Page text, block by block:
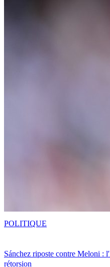
Sánchez riposte contre Meloni :
rétorsion
POLITIQUE